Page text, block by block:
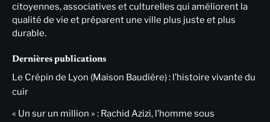
citoyennes, associatives et culturelles qui améliorent la
qualité de vie et préparent une ville plus juste et plus
durable.
Dernières publications
Le Crépin de Lyon (Maison Baudière) : l’histoire vivante du
cuir
« Un sur un million » : Rachid Azizi, l’homme sous